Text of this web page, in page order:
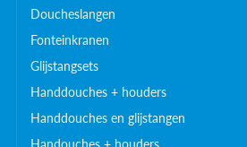
Doucheslangen
Fonteinkranen
Glijstangsets
Handdouches + houders
Handdouches en glijstangen